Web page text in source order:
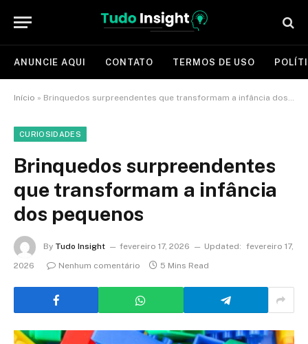
ANUNCIE AQUI CONTATO TERMOS DE USO
Início » Brinquedos surpreendentes que transformam a infância dos pequenos
CURIOSIDADES
Brinquedos surpreendentes
que transformam a infância
dos pequenos
By Tudo Insight fevereiro 17, 2026 Updated: fevereiro 17,
2026
Nenhum comentário 5 Mins Read